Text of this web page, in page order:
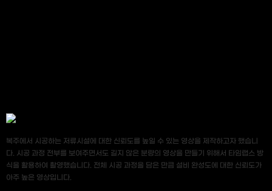
복주에서 시공하는 저류시설에 대한 신뢰도를 높일 수 있는 영상을 제작하고자 했습니
다. 시공 과정 전부를 보여주면서도 길지 않은 분량의 영상을 만들기 위해서 타임랩스 방
식을 활용하여 촬영했습니다. 전체 시공 과정을 담은 만큼 설비 완성도에 대한 신뢰도가
아주 높은 영상입니다.